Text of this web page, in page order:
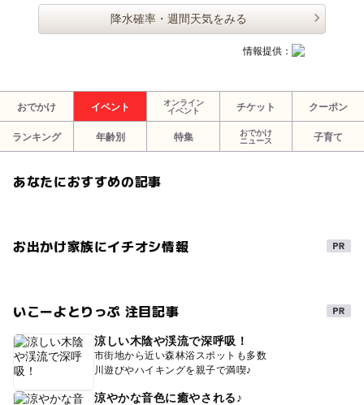
降水確率・週間天気をみる
情報提供：
おでかけ イベント
オンライン
イベント
チケット クーポン
ランキング 年齢別 特集
おでかけ
ニュース
子育て
あなたにおすすめの記事
お出かけ家族にイチオシ情報
いこーよとりっぷ 注目記事
涼しい木陰や渓流で深呼吸！
市街地から近い森林浴スポットも多数
川遊びやハイキングを親子で満喫♪
涼やかな音色に癒やされる♪